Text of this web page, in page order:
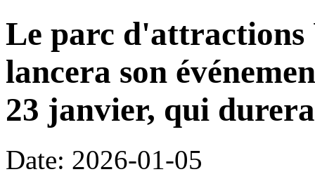
Le parc d'attractions
lancera son
23 janvier, qui
Date: 2026-01-05